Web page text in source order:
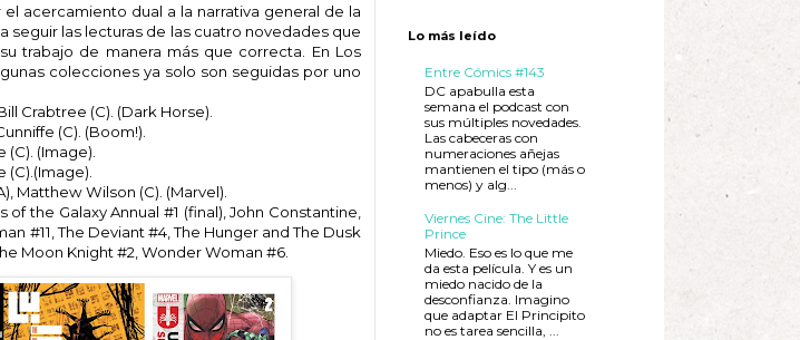
acercamiento dual a la narrativa general de la
seguir las lecturas de las cuatro novedades que
trabajo de manera más que correcta. En Los
colecciones ya solo son seguidas por uno
Crabtree (C). (Dark Horse).
(C). (Boom!).
(Image).
Matthew Wilson (C). (Marvel).
the Galaxy Annual #1 (final), John Constantine,
#11, The Deviant #4, The Hunger and The Dusk
Moon Knight #2, Wonder Woman #6.
Lo más leído
Entre Cómics #143
DC apabulla esta
semana el podcast con
sus múltiples novedades.
Las cabeceras con
numeraciones añejas
mantienen el tipo (más o
menos) y alg...
Viernes Cine: The Little
Prince
Miedo. Eso es lo que me
da esta película. Y es un
miedo nacido de la
desconfianza. Imagino
que adaptar El Principito
no es tarea sencilla, ...